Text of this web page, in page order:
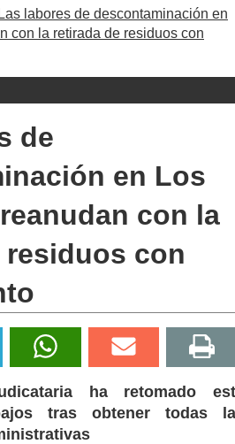
Las labores de descontaminación en
con la retirada de residuos con
de
en Los
con la
residuos con
ha retomado
tras obtener todas